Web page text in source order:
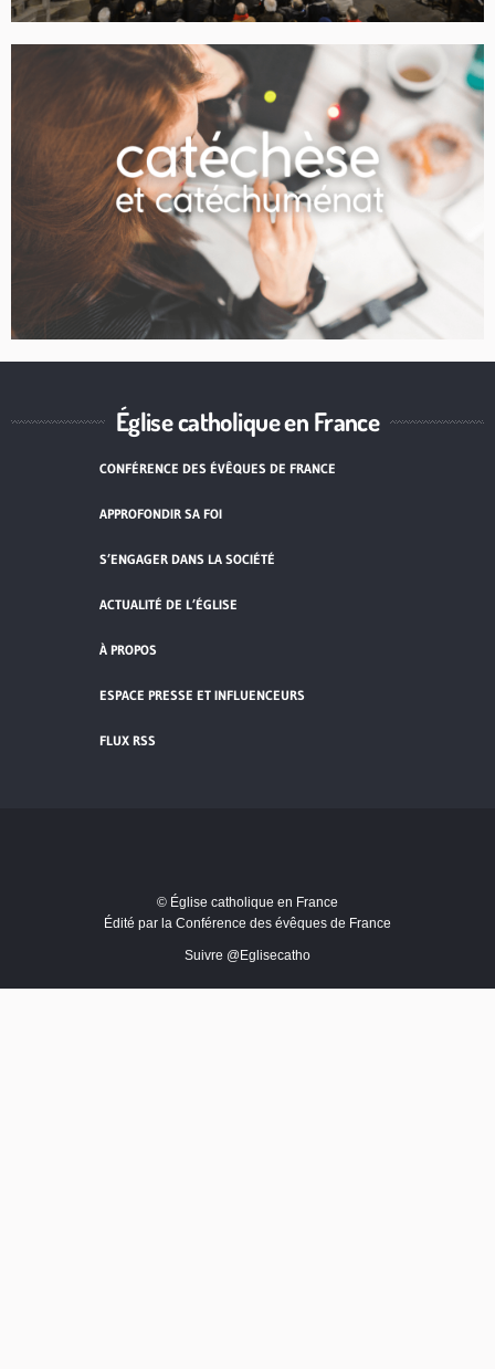
Église catholique en France
CONFÉRENCE DES ÉVÊQUES DE FRANCE
APPROFONDIR SA FOI
S’ENGAGER DANS LA SOCIÉTÉ
ACTUALITÉ DE L’ÉGLISE
À PROPOS
ESPACE PRESSE ET INFLUENCEURS
FLUX RSS
contenu.
© Église catholique en France
Édité par la Conférence des évêques de France
Suivre @Eglisecatho